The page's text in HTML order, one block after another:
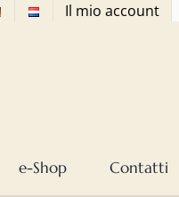
Il mio account
e-Shop Contatti